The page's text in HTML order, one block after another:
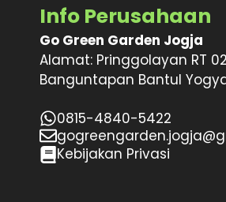
Info Perusahaan
Go Green Garden Jogja
Alamat: Pringgolayan RT
Banguntapan Bantul
0815-4840-5422
Kebijakan Privasi